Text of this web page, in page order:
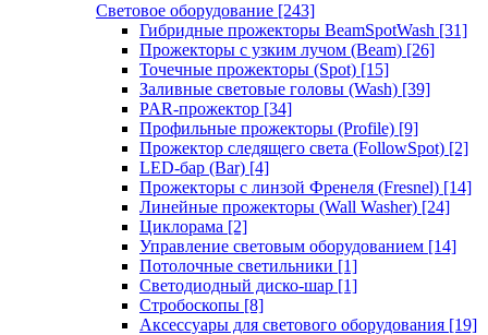
Световое оборудование [243]
Гибридные прожекторы BeamSpotWash [31]
Прожекторы с узким лучом (Beam) [26]
Точечные прожекторы (Spot) [15]
Заливные световые головы (Wash) [39]
PAR-прожектор [34]
Профильные прожекторы (Profile) [9]
Прожектор следящего света (FollowSpot) [2]
LED-бар (Bar) [4]
Прожекторы с линзой Френеля (Fresnel) [14]
Линейные прожекторы (Wall Washer) [24]
Циклорама [2]
Управление световым оборудованием [14]
Потолочные светильники [1]
Светодиодный диско-шар [1]
Стробоскопы [8]
Аксессуары для светового оборудования [19]